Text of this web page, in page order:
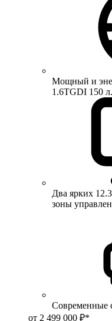
Мощный и
1.6TGDI 150
Два ярких
зоны
Современные
от 2 499 000 ₽*